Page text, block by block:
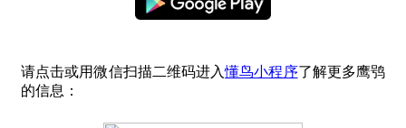
请点击或用微信扫描二维码进入懂鸟小程序了解更多鹰鸮
的信息：